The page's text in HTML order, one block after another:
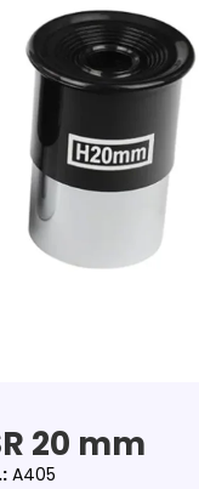
20 mm
A405